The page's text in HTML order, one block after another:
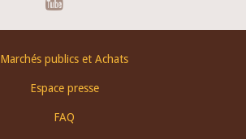
Marchés publics et Achats
Espace presse
FAQ